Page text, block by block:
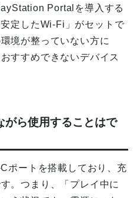
Portalを導入する
定したWi-Fi」がセットで
境が整っていない方に
すすめできないデバイス
ら使用することはで
ポートを搭載しており、充
。つまり、「プレイ中に